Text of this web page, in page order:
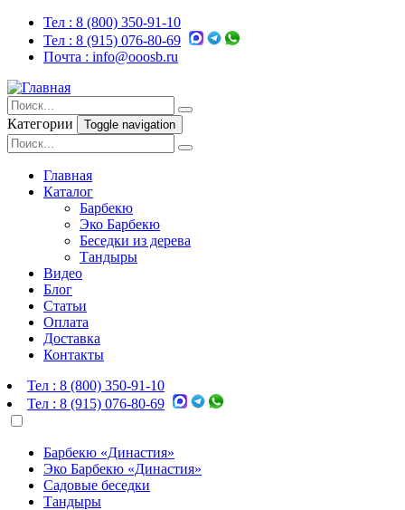
Тел : 8 (800) 350-91-10
Тел : 8 (915) 076-80-69
Почта : info@ooosb.ru
Категории Toggle navigation
Главная
Каталог
Барбекю
Эко Барбекю
Беседки из дерева
Тандыры
Видео
Блог
Статьи
Оплата
Доставка
Контакты
Тел : 8 (800) 350-91-10
Тел : 8 (915) 076-80-69
Барбекю «Династия»
Эко Барбекю «Династия»
Садовые беседки
Тандыры